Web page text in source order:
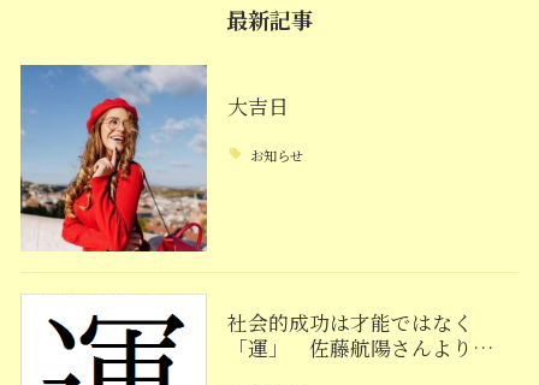
最新記事
大吉日
お知らせ
社会的成功は才能ではなく
「運」 佐藤航陽さんより…